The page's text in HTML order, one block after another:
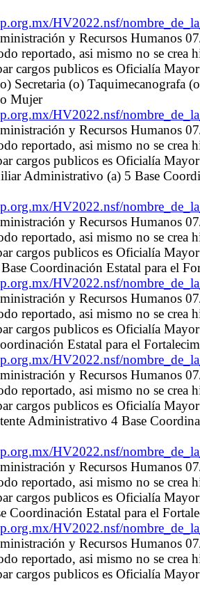
HV2022.nsf/
y Recursos Humanos
reportado, asi mismo no se crea
cargos publicos es Oficialía
Secretaria (o) Taquimecanografa
Mujer
HV2022.nsf/
y Recursos Humanos
reportado, asi mismo no se crea
cargos publicos es Oficialía
Administrativo (a) 5 Base
HV2022.nsf/
y Recursos Humanos
reportado, asi mismo no se crea
cargos publicos es Oficialía
Coordinación Estatal para el
HV2022.nsf/
y Recursos Humanos
reportado, asi mismo no se crea
cargos publicos es Oficialía
Estatal para el
HV2022.nsf/
y Recursos Humanos
reportado, asi mismo no se crea
cargos publicos es Oficialía
Administrativo 4 Base
HV2022.nsf/
y Recursos Humanos
reportado, asi mismo no se crea
cargos publicos es Oficialía
Coordinación Estatal para el
HV2022.nsf/
y Recursos Humanos
reportado, asi mismo no se crea
cargos publicos es Oficialía